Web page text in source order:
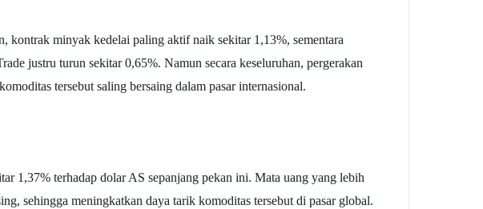
kontrak minyak kedelai paling aktif naik sekitar 1,13%, sementara
justru turun sekitar 0,65%. Namun secara keseluruhan, pergerakan
tersebut saling bersaing dalam pasar internasional.
1,37% terhadap dolar AS sepanjang pekan ini. Mata uang yang lebih
sehingga meningkatkan daya tarik komoditas tersebut di pasar global.